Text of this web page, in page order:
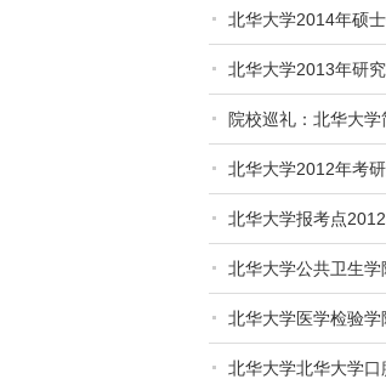
北华大学2014年硕
北华大学2013年研
院校巡礼：北华大学
北华大学2012年考
北华大学报考点
北华大学公共卫生学
北华大学医学检验学
北华大学北华大学口